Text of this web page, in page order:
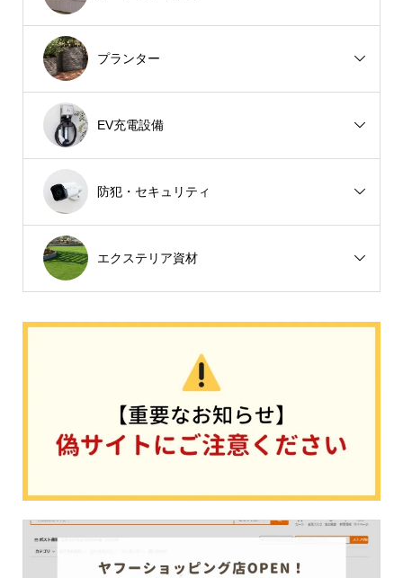
プランター
EV充電設備
防犯・セキュリティ
エクステリア資材